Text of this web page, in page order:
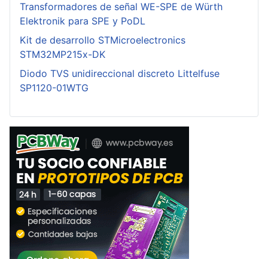
Transformadores de señal WE-SPE de Würth
Elektronik para SPE y PoDL
Kit de desarrollo STMicroelectronics
STM32MP215x-DK
Diodo TVS unidireccional discreto Littelfuse
SP1120-01WTG